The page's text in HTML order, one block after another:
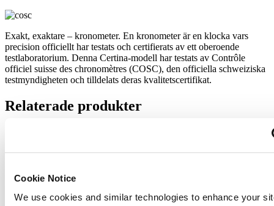
Cookie Notice
We use cookies and similar technologies to enhance your
Exakt, exaktare – kronometer. En kronometer är en klocka vars
precision officiellt har testats och certifierats av ett oberoende
testlaboratorium. Denna Certina-modell har testats av Contrôle
officiel suisse des chronomètres (COSC), den officiella schweiziska
testmyndigheten och tilldelats deras kvalitetscertifikat.
Relaterade produkter
Automatisk,⌀38.0mm
Reservera i butik
Ny